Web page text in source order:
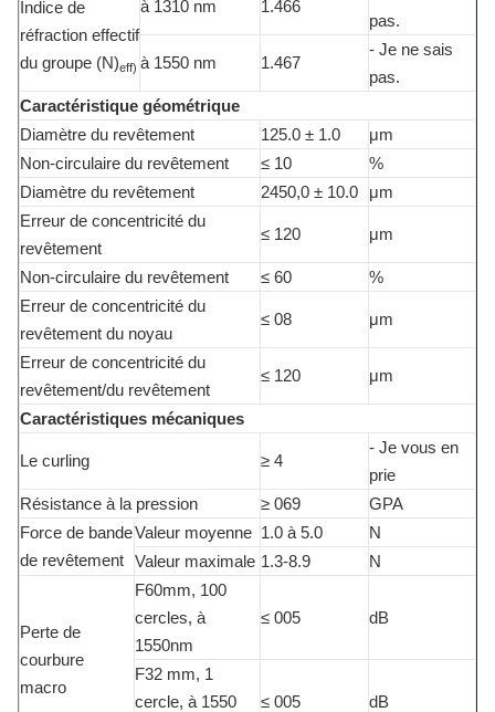
Indice de
réfraction effectif
du groupe (N)eff)
à 1310 nm 1.466
pas.
à 1550 nm 1.467
- Je ne sais
pas.
Caractéristique géométrique
Diamètre du revêtement
125.0 ± 1.0
μm
Non-circulaire du revêtement
≤ 10
%
Diamètre du revêtement
2450,0 ± 10.0
μm
Erreur de concentricité du
revêtement
≤ 120 μm
Non-circulaire du revêtement ≤ 60
%
Erreur de concentricité du
revêtement du noyau
≤ 08 μm
Erreur de concentricité du
revêtement/du revêtement
≤ 120 μm
Caractéristiques mécaniques
Le curling ≥ 4
- Je vous en
prie
Résistance à la pression
≥ 069
GPA
Force de bande
de revêtement
Valeur moyenne 1.0 à 5.0
N
Valeur maximale 1.3-8.9 N
Perte de
courbure
macro
F60mm, 100
cercles, à
1550nm
≤ 005 dB
F32 mm, 1
cercle, à 1550
≤ 005 dB